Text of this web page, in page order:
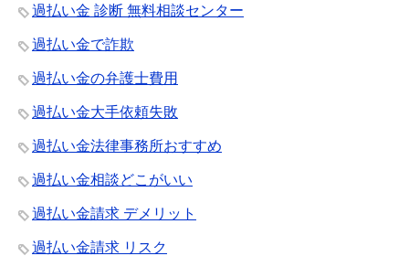
過払い金 診断 無料相談センター
過払い金で詐欺
過払い金の弁護士費用
過払い金大手依頼失敗
過払い金法律事務所おすすめ
過払い金相談どこがいい
過払い金請求 デメリット
過払い金請求 リスク